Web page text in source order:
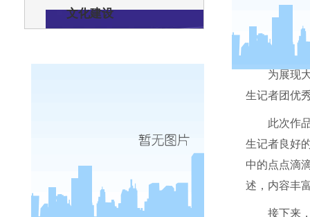
文化建设
为展现
生记者团优
此次作
生记者良好
中的点点滴
述，内容丰
接下来